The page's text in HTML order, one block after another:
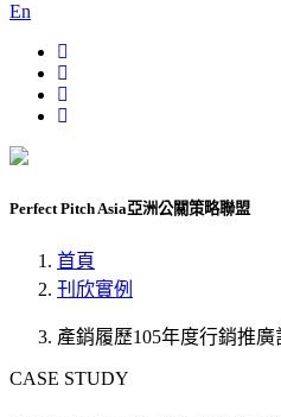
En
Perfect Pitch Asia亞洲公關策略聯盟
首頁
刊欣實例
產銷履歷105年度行銷推廣
CASE STUDY